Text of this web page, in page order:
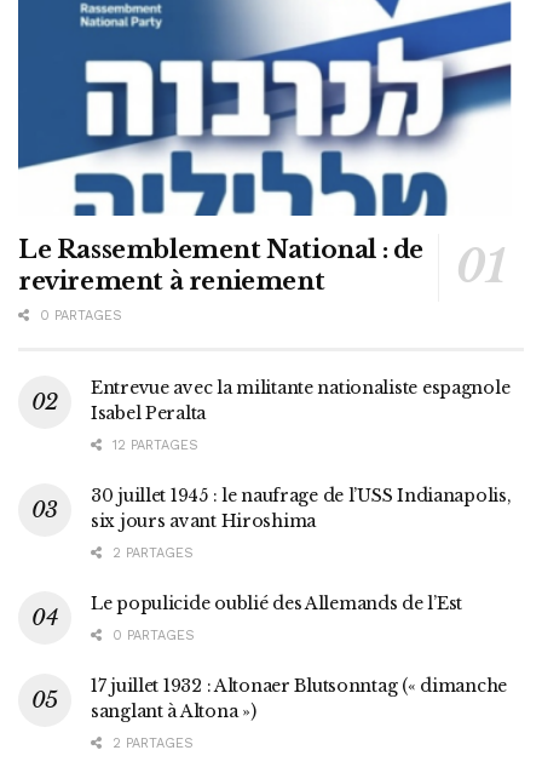
Le Rassemblement National : de
revirement à reniement
0 PARTAGES
Entrevue avec la militante nationaliste espagnole
Isabel Peralta
12 PARTAGES
30 juillet 1945 : le naufrage de l’USS Indianapolis,
six jours avant Hiroshima
2 PARTAGES
Le populicide oublié des Allemands de l’Est
0 PARTAGES
17 juillet 1932 : Altonaer Blutsonntag (« dimanche
sanglant à Altona »)
2 PARTAGES